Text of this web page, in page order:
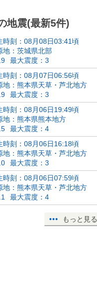
地震(最新5件)
時刻：08月08日03:41頃
地：茨城県北部
最大震度：3
時刻：08月07日06:56頃
地：熊本県天草・芦北地方
最大震度：3
時刻：08月06日19:49頃
地：熊本県熊本地方
最大震度：4
時刻：08月06日16:18頃
地：熊本県天草・芦北地方
最大震度：3
時刻：08月06日07:59頃
地：熊本県天草・芦北地方
最大震度：4
もっと見る